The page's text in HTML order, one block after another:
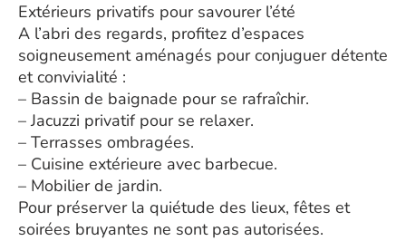
Extérieurs privatifs pour savourer l’été
A l’abri des regards, profitez d’espaces
soigneusement aménagés pour conjuguer détente
et convivialité :
– Bassin de baignade pour se rafraîchir.
– Jacuzzi privatif pour se relaxer.
– Terrasses ombragées.
– Cuisine extérieure avec barbecue.
– Mobilier de jardin.
Pour préserver la quiétude des lieux, fêtes et
soirées bruyantes ne sont pas autorisées.